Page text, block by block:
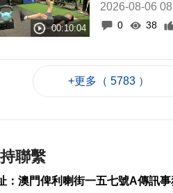
2026-08-06
0 38
+更多（ 5783 ）
聯繫
：澳門俾利喇街一五七號A傳訊